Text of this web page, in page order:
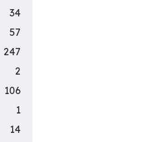
34
57
247
2
106
1
14